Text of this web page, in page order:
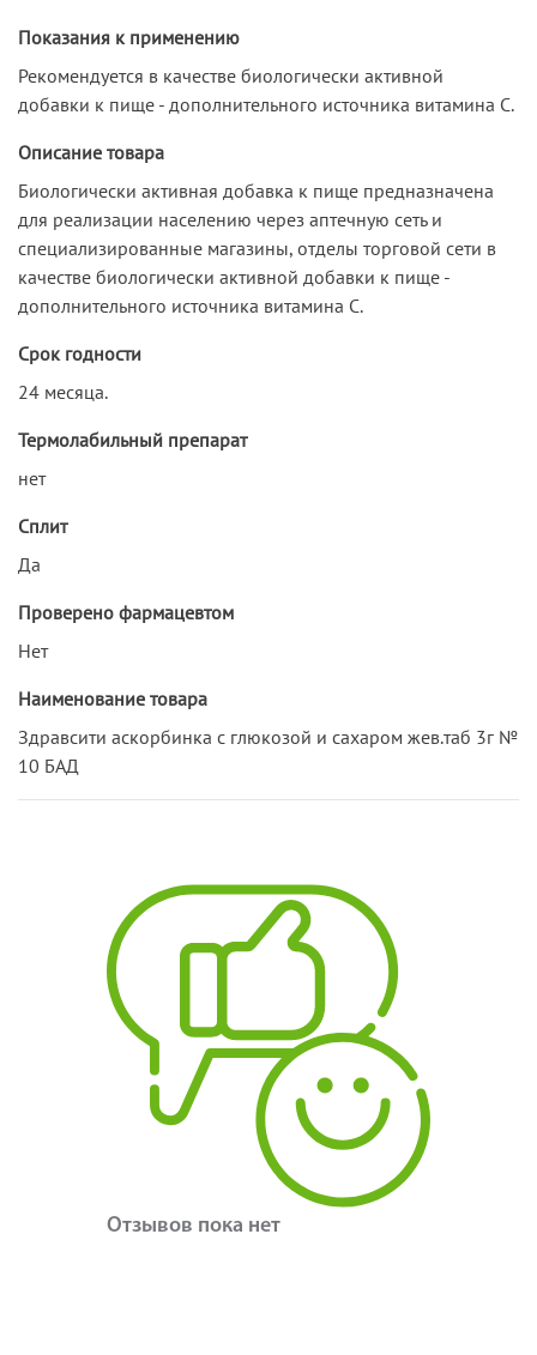
Показания к применению
Рекомендуется в качестве биологически активной
добавки к пище - дополнительного источника витамина С.
Описание товара
Биологически активная добавка к пище предназначена
для реализации населению через аптечную сеть и
специализированные магазины, отделы торговой сети в
качестве биологически активной добавки к пище -
дополнительного источника витамина С.
Срок годности
24 месяца.
Термолабильный препарат
нет
Сплит
Да
Проверено фармацевтом
Нет
Наименование товара
Здравсити аскорбинка с глюкозой и сахаром жев.таб 3г №
10 БАД
Отзывов пока нет